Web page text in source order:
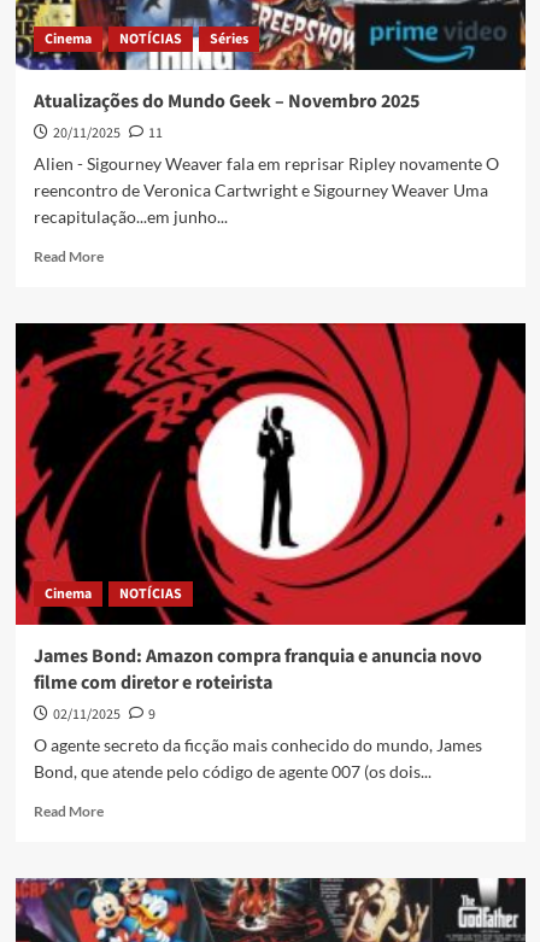
Cinema NOTÍCIAS Séries
Atualizações do Mundo Geek – Novembro 2025
20/11/2025
11
Alien - Sigourney Weaver fala em reprisar Ripley novamente O
reencontro de Veronica Cartwright e Sigourney Weaver Uma
recapitulação...em junho...
Read More
Cinema NOTÍCIAS
James Bond: Amazon compra franquia e anuncia novo
filme com diretor e roteirista
02/11/2025
9
O agente secreto da ficção mais conhecido do mundo, James
Bond, que atende pelo código de agente 007 (os dois...
Read More